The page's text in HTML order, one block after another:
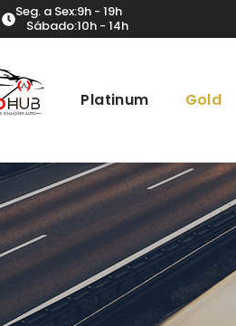
Seg. a Sex:
Sábado:
9h - 19h
10h - 14h
Platinum Gold